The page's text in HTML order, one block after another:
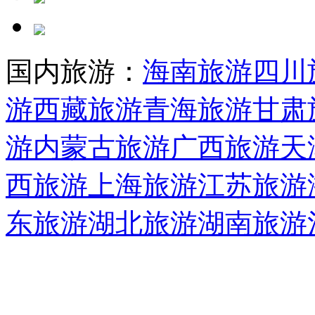
国内旅游： 海南旅游四
游西藏旅游青海旅游甘肃
游内蒙古旅游广西旅游天
西旅游 上海旅游江苏旅游
东旅游湖北旅游湖南旅游